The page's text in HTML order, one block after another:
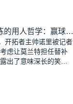
莫兰特打替补？诺里教练的用人哲学：赢球才是硬道理
开拓者主帅诺里被记者
虑让莫兰特担任替补
出了意味深长的笑